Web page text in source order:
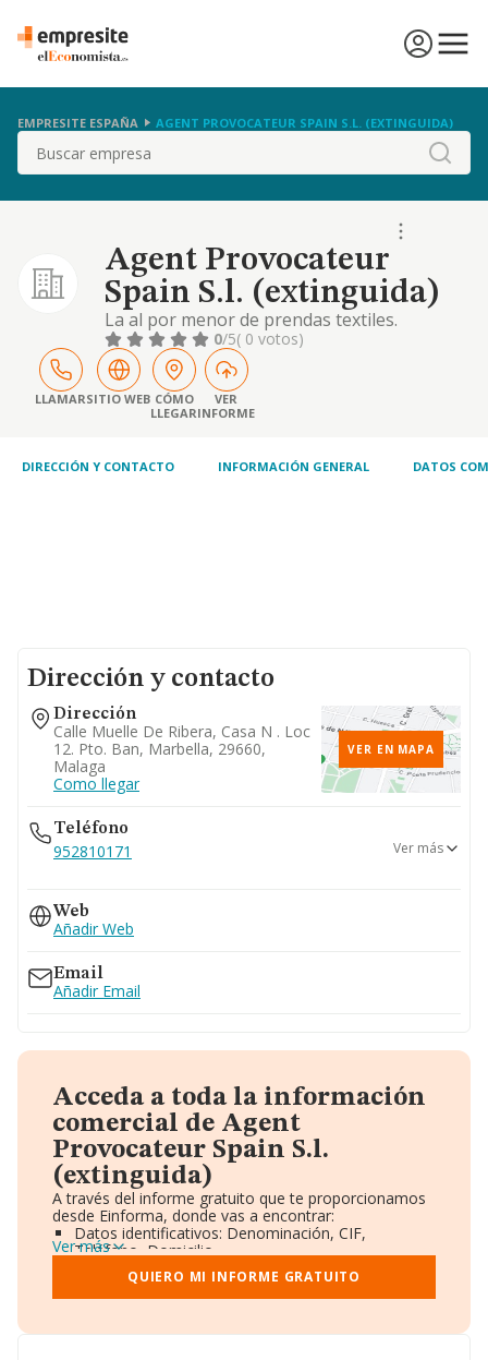
EMPRESITE ESPAÑA AGENT PROVOCATEUR SPAIN S.L. (EXTINGUIDA)
Buscar
Agent Provocateur
Spain S.l. (extinguida)
La al por menor de prendas textiles.
0/5( 0 votos)
LLAMARSITIO WEB CÓMO
LLEGAR
VER
INFORME
DIRECCIÓN Y CONTACTO INFORMACIÓN GENERAL DATOS
Dirección y contacto
Dirección
Calle Muelle De Ribera, Casa N . Loc
12. Pto. Ban, Marbella, 29660,
Malaga
Como llegar
VER EN MAPA
Teléfono
952810171
952810466
Ver más
Web
Añadir Web
Email
Añadir Email
Acceda a toda la información
comercial de Agent
Provocateur Spain S.l.
(extinguida)
A través del informe gratuito que te proporcionamos
desde Einforma, donde vas a encontrar:
Datos identificativos: Denominación, CIF,
Teléfono, Domicilio.
Informe Mercantil Completo (BORME).
Gráficos de Evolución Ventas y Empleados.
Consejo de Administración y Administradores.
Accionistas.
Ver más
QUIERO MI INFORME GRATUITO